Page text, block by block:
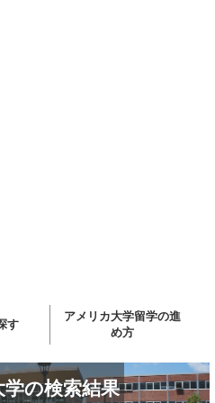
す
アメリカ大学留学の進
め方
の検索結果